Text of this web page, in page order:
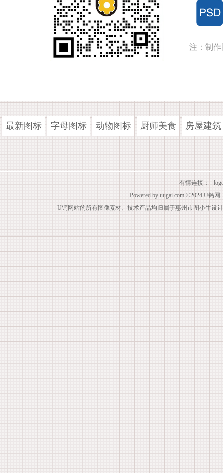
注：制作
最新图标 字母图标 动物图标 厨师美食 房屋建筑
有情连接：
Powered by uugai.com ©2024 U钙网
U钙网站的所有图像素材、技术产品均归属于惠州市图小牛设